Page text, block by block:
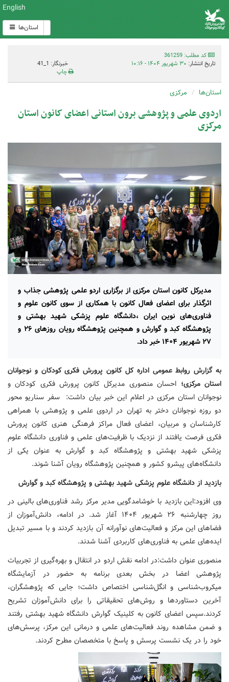
English
استان‌ها
کد مطلب: 361259
تاریخ انتشار: ۳۰ شهریور ۱۴۰۴ - ۱۰:۱۶
خبرنگار: 1_41
چاپ
استان‌ها مرکزی
اردوی علمی و پژوهشی برون استانی اعضای کانون استان
مرکزی
مدیرکل کانون استان مرکزی از برگزاری اردو علمی پژوهشی جذاب و
اثرگذار برای اعضای فعال کانون با همکاری از سوی کانون علوم و
فناوری‌های نوین ایران ،دانشگاه علوم پزشکی شهید بهشتی و
پژوهشگاه کبد و گوارش و همچنین پژوهشگاه رویان روزهای ۲۶ و
۲۷ شهریور ۱۴۰۴ خبر داد.
به گزارش روابط عمومی اداره کل کانون پرورش فکری کودکان و نوجوانان
استان مرکزی؛ احسان منصوری مدیرکل کانون پرورش فکری کودکان و
نوجوانان استان مرکزی در اعلام این خبر بیان داشت: سفر سناریو محور
دو روزه نوجوانان دختر به تهران در اردوی علمی و پژوهشی با همراهی
کارشناسان و مربیان، اعضای فعال مراکز فرهنگی هنری کانون پرورش
فکری فرصت یافتند از نزدیک با ظرفیت‌های علمی و فناوری دانشگاه علوم
پزشکی شهید بهشتی و پژوهشگاه کبد و گوارش به عنوان یکی از
دانشگاه‌های پیشرو کشور و همچنین پژوهشگاه رویان آشنا شوند.
بازدید از دانشگاه علوم پزشکی شهید بهشتی و پژوهشگاه کبد و گوارش
وی افزود:این بازدید با خوشامدگویی مدیر مرکز رشد فناوری‌های بالینی در
روز چهارشنبه ۲۶ شهریور ۱۴۰۴ آغاز شد. در ادامه، دانش‌آموزان از
فضاهای این مرکز و فعالیت‌های نوآورانه آن بازدید کردند و با مسیر تبدیل
ایده‌های علمی به فناوری‌های کاربردی آشنا شدند.
منصوری عنوان داشت:در ادامه نقش اردو در انتقال و بهره‌گیری از تجربیات
پژوهشی اعضا در بخش بعدی برنامه به حضور در آزمایشگاه
میکروب‌شناسی و انگل‌شناسی اختصاص داشت؛ جایی که پژوهشگران،
آخرین دستاوردها و روش‌های تحقیقاتی را برای دانش‌آموزان تشریح
کردند.سپس اعضای کانون به کلینیک گوارش دانشگاه شهید بهشتی رفتند
و ضمن مشاهده روند فعالیت‌های علمی و درمانی این مرکز، پرسش‌های
خود را در یک نشست پرسش و پاسخ با متخصصان مطرح کردند.